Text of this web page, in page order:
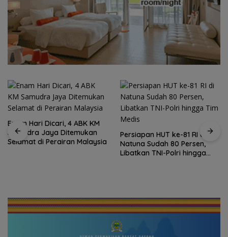
Enam Hari Dicari, 4 ABK KM
Samudra Jaya Ditemukan
Selamat di Perairan Malaysia
Persiapan HUT ke-81 RI di
Natuna Sudah 80 Persen,
Libatkan TNI-Polri hingga